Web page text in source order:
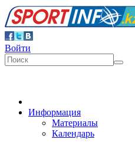
Войти
Информация
Материалы
Календарь